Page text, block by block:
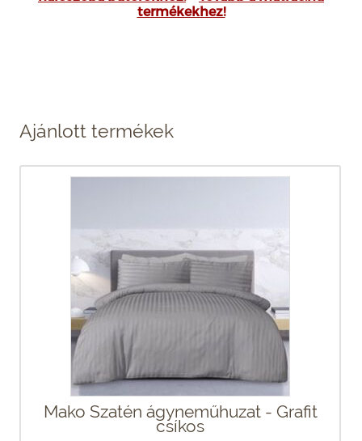
termékekhez!
Ajánlott termékek
Mako Szatén ágyneműhuzat - Grafit
csíkos